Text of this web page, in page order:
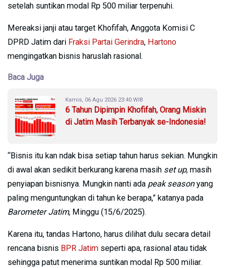
setelah suntikan modal Rp 500 miliar terpenuhi.
Mereaksi janji atau target Khofifah, Anggota Komisi C
DPRD Jatim dari Fraksi Partai Gerindra, Hartono
mengingatkan bisnis haruslah rasional.
Baca Juga
Kamis, 06 Agu 2026 23:40 WIB
6 Tahun Dipimpin Khofifah, Orang Miskin
di Jatim Masih Terbanyak se-Indonesia!
“Bisnis itu kan ndak bisa setiap tahun harus sekian. Mungkin
di awal akan sedikit berkurang karena masih set up, masih
penyiapan bisnisnya. Mungkin nanti ada peak seasonyang
paling menguntungkan di tahun ke berapa,” katanya pada
Barometer Jatim, Minggu (15/6/2025).
Karena itu, tandas Hartono, harus dilihat dulu secara detail
rencana bisnis BPR Jatim seperti apa, rasional atau tidak
sehingga patut menerima suntikan modal Rp 500 miliar.